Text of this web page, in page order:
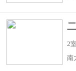
2
南